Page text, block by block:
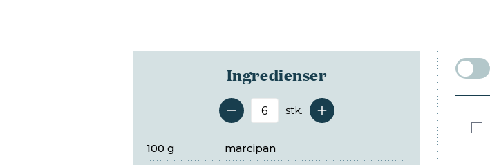
Ingredienser
Antal serveringer
stk.
marcipan
100 g